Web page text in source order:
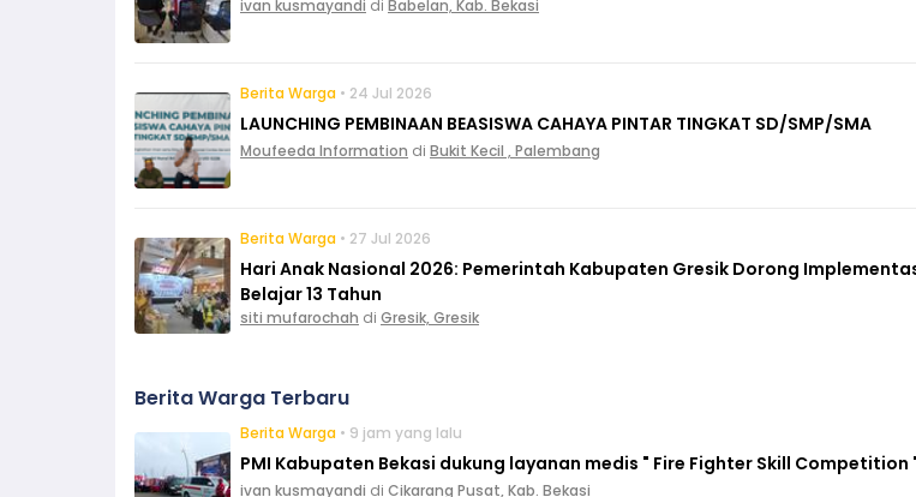
ivan kusmayandi di Babelan, Kab. Bekasi
Berita Warga • 24 Jul 2026
LAUNCHING PEMBINAAN BEASISWA CAHAYA PINTAR TINGKAT SD/SMP/SMA
Moufeeda Information di Bukit Kecil , Palembang
Berita Warga • 27 Jul 2026
Hari Anak Nasional 2026: Pemerintah Kabupaten Gresik Dorong
Belajar 13 Tahun
siti mufarochah di Gresik, Gresik
Berita Warga Terbaru
Berita Warga • 9 jam yang lalu
PMI Kabupaten Bekasi dukung layanan medis " Fire Fighter Skill Competition
ivan kusmayandi di Cikarang Pusat, Kab. Bekasi